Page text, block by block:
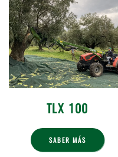
TLX 100
SABER MÁS